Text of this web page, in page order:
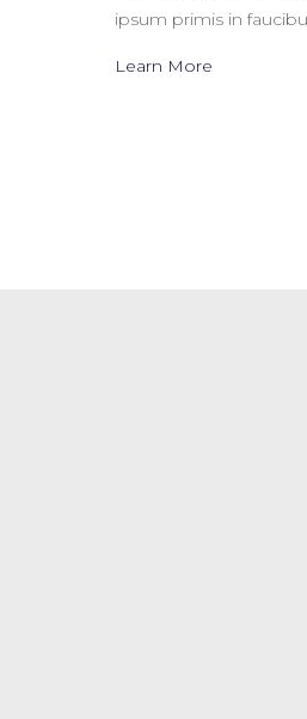
ipsum primis in
Learn More